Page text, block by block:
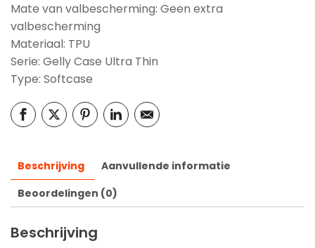
Mate van valbescherming: Geen extra
valbescherming
Materiaal: TPU
Serie: Gelly Case Ultra Thin
Type: Softcase
Beschrijving
Aanvullende informatie
Beoordelingen (0)
Beschrijving